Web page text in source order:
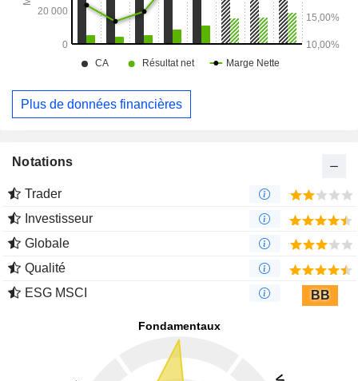
Plus de données financières
Notations
Trader
Investisseur
Globale
Qualité
ESG MSCI
BB